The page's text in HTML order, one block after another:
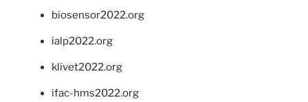
biosensor2022.org
ialp2022.org
klivet2022.org
ifac-hms2022.org